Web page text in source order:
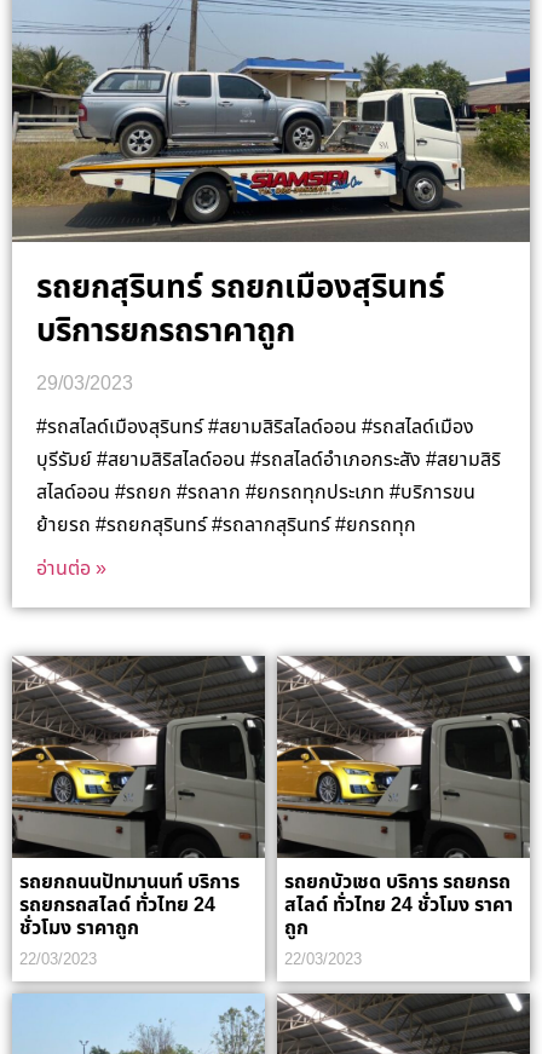
รถยกสุรินทร์ รถยกเมืองสุรินทร์
บริการยกรถราคาถูก
29/03/2023
#รถสไลด์เมืองสุรินทร์ #สยามสิริสไลด์ออน #รถสไลด์เมือง
บุรีรัมย์ #สยามสิริสไลด์ออน #รถสไลด์อำเภอกระสัง #สยามสิริ
สไลด์ออน #รถยก #รถลาก #ยกรถทุกประเภท #บริการขน
ย้ายรถ #รถยกสุรินทร์ #รถลากสุรินทร์ #ยกรถทุก
อ่านต่อ »
รถยกถนนปัทมานนท์ บริการ
รถยกรถสไลด์ ทั่วไทย 24
ชั่วโมง ราคาถูก
22/03/2023
รถยกบัวเชด บริการ รถยกรถ
สไลด์ ทั่วไทย 24 ชั่วโมง ราคา
ถูก
22/03/2023